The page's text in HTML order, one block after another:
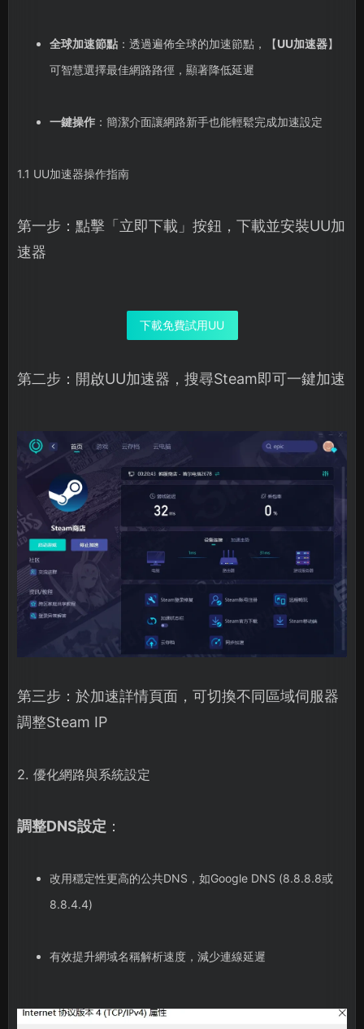
全球加速節點：透過遍佈全球的加速節點，【UU加速器】
可智慧選擇最佳網路路徑，顯著降低延遲
一鍵操作：簡潔介面讓網路新手也能輕鬆完成加速設定
1.1 UU加速器操作指南
第一步：點擊「立即下載」按鈕，下載並安裝UU加
速器
下載免費試用UU
第二步：開啟UU加速器，搜尋Steam即可一鍵加速
第三步：於加速詳情頁面，可切換不同區域伺服器
調整Steam IP
2. 優化網路與系統設定
調整DNS設定 ：
改用穩定性更高的公共DNS，如Google DNS (8.8.8.8或
8.8.4.4)
有效提升網域名稱解析速度，減少連線延遲